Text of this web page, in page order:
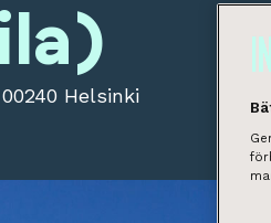
Helsinki